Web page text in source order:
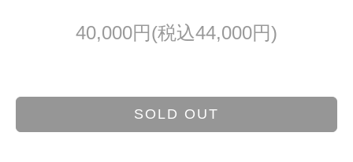
40,000円(税込44,000円)
SOLD OUT